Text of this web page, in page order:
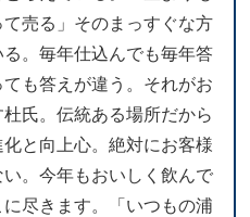
売る」そのまっすぐな方
。毎年仕込んでも毎年答
も答えが違う。それがお
氏。伝統ある場所だから
と向上心。絶対にお客様
。今年もおいしく飲んで
尽きます。「いつもの浦